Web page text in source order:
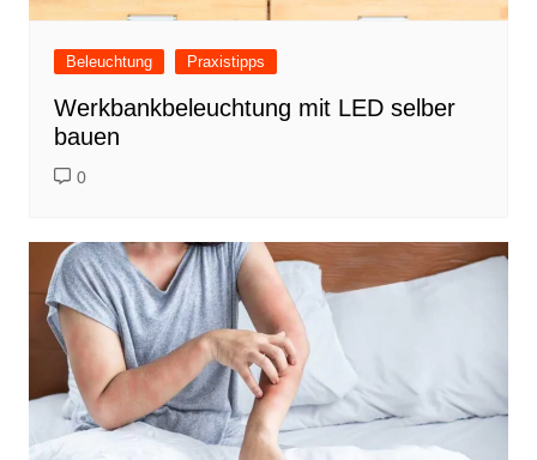
Beleuchtung Praxistipps
Werkbankbeleuchtung mit LED selber
bauen
0